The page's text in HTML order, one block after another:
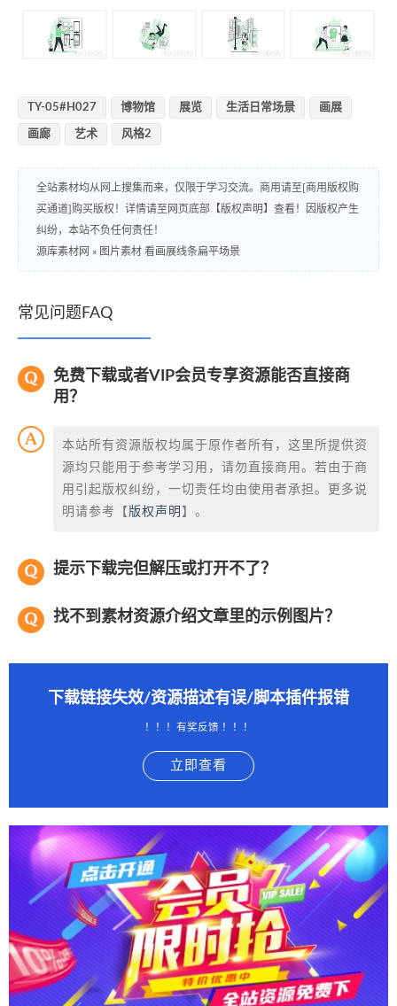
TY-05#H027 博物馆 展览 生活日常场景 画展
画廊 艺术 风格2
全站素材均从网上搜集而来，仅限于学习交流。商用请至[商用版权购
买通道]购买版权！详情请至网页底部【版权声明】查看！因版权产生
纠纷，本站不负任何责任！
源库素材网 » 图片素材 看画展线条扁平场景
常见问题FAQ
免费下载或者VIP会员专享资源能否直接商
用？
本站所有资源版权均属于原作者所有，这里所提供资
源均只能用于参考学习用，请勿直接商用。若由于商
用引起版权纠纷，一切责任均由使用者承担。更多说
明请参考【 版权声明 】。
提示下载完但解压或打开不了？
找不到素材资源介绍文章里的示例图片？
下载链接失效/资源描述有误/脚本插件报错
！！！有奖反馈 ！！！
立即查看